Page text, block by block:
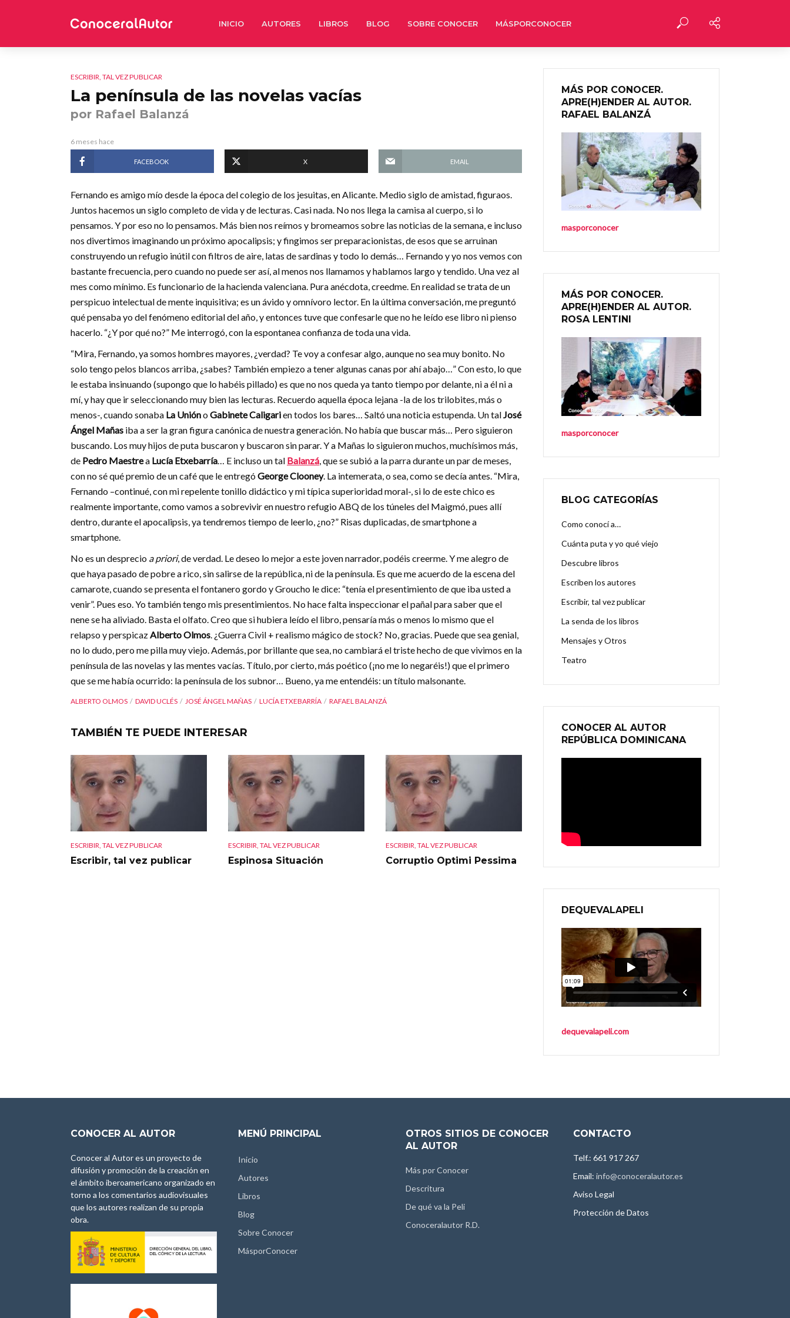
INICIO AUTORES LIBROS BLOG SOBRE CONOCER MÁSPORCONOCER
ESCRIBIR, TAL VEZ PUBLICAR
La península de las novelas vacías
por Rafael Balanzá
6 meses hace
FACEBOOK X EMAIL
Fernando es amigo mío desde la época del colegio de los jesuitas, en Alicante. Medio siglo de amistad, figuraos.
Juntos hacemos un siglo completo de vida y de lecturas. Casi nada. No nos llega la camisa al cuerpo, si lo
pensamos. Y por eso no lo pensamos. Más bien nos reímos y bromeamos sobre las noticias de la semana, e incluso
nos divertimos imaginando un próximo apocalipsis; y fingimos ser preparacionistas, de esos que se arruinan
construyendo un refugio inútil con filtros de aire, latas de sardinas y todo lo demás… Fernando y yo nos vemos con
bastante frecuencia, pero cuando no puede ser así, al menos nos llamamos y hablamos largo y tendido. Una vez al
mes como mínimo. Es funcionario de la hacienda valenciana. Pura anécdota, creedme. En realidad se trata de un
perspicuo intelectual de mente inquisitiva; es un ávido y omnívoro lector. En la última conversación, me preguntó
qué pensaba yo del fenómeno editorial del año, y entonces tuve que confesarle que no he leído ese libro ni pienso
hacerlo. “¿Y por qué no?” Me interrogó, con la espontanea confianza de toda una vida.
“Mira, Fernando, ya somos hombres mayores, ¿verdad? Te voy a confesar algo, aunque no sea muy bonito. No
solo tengo pelos blancos arriba, ¿sabes? También empiezo a tener algunas canas por ahí abajo…” Con esto, lo que
le estaba insinuando (supongo que lo habéis pillado) es que no nos queda ya tanto tiempo por delante, ni a él ni a
mí, y hay que ir seleccionando muy bien las lecturas. Recuerdo aquella época lejana -la de los trilobites, más o
menos-, cuando sonaba La UniónoGabinete Caligarien todos los bares… Saltó una noticia estupenda. Un talJosé
Ángel Mañas iba a ser la gran figura canónica de nuestra generación. No había que buscar más… Pero siguieron
buscando. Los muy hijos de puta buscaron y buscaron sin parar. Y a Mañas lo siguieron muchos, muchísimos más,
de Pedro Maestrea Lucía Etxebarría… E incluso un tal Balanzá, que se subió a la parra durante un par de meses,
con no sé qué premio de un café que le entregóGeorge Clooney. La intemerata, o sea, como se decía antes. “Mira,
Fernando –continué, con mi repelente tonillo didáctico y mi típica superioridad moral-, si lo de este chico es
realmente importante, como vamos a sobrevivir en nuestro refugio ABQ de los túneles del Maigmó, pues allí
dentro, durante el apocalipsis, ya tendremos tiempo de leerlo, ¿no?” Risas duplicadas, de smartphone a
smartphone.
No es un desprecio a priori, de verdad. Le deseo lo mejor a este joven narrador, podéis creerme. Y me alegro de
que haya pasado de pobre a rico, sin salirse de la república, ni de la península. Es que me acuerdo de la escena del
camarote, cuando se presenta el fontanero gordo y Groucho le dice: “tenía el presentimiento de que iba usted a
venir”. Pues eso. Yo también tengo mis presentimientos. No hace falta inspeccionar el pañal para saber que el
nene se ha aliviado. Basta el olfato. Creo que si hubiera leído el libro, pensaría más o menos lo mismo que el
relapso y perspicazAlberto Olmos. ¿Guerra Civil + realismo mágico de stock? No, gracias. Puede que sea genial,
no lo dudo, pero me pilla muy viejo. Además, por brillante que sea, no cambiará el triste hecho de que vivimos en la
península de las novelas y las mentes vacías. Título, por cierto, más poético (¡no me lo negaréis!) que el primero
que se me había ocurrido: la península de los subnor… Bueno, ya me entendéis: un título malsonante.
ALBERTO OLMOS DAVID UCLÉS JOSÉ ÁNGEL MAÑAS LUCÍA ETXEBARRÍA RAFAEL BALANZÁ
TAMBIÉN TE PUEDE INTERESAR
ESCRIBIR, TAL VEZ PUBLICAR
Escribir, tal vez publicar
ESCRIBIR, TAL VEZ PUBLICAR
Espinosa Situación
ESCRIBIR, TAL VEZ PUBLICAR
Corruptio Optimi Pessima
MÁS POR CONOCER.
APRE(H)ENDER AL AUTOR.
RAFAEL BALANZÁ
masporconocer
MÁS POR CONOCER.
APRE(H)ENDER AL AUTOR.
ROSA LENTINI
masporconocer
BLOG CATEGORÍAS
Como conocí a…
Cuánta puta y yo qué viejo
Descubre libros
Escriben los autores
Escribir, tal vez publicar
La senda de los libros
Mensajes y Otros
Teatro
CONOCER AL AUTOR
REPÚBLICA DOMINICANA
DEQUEVALAPELI
dequevalapeli.com
CONOCER AL AUTOR
Conocer al Autor es un proyecto de
difusión y promoción de la creación en
el ámbito iberoamericano organizado en
torno a los comentarios audiovisuales
que los autores realizan de su propia
obra.
MENÚ PRINCIPAL
Inicio
Autores
Libros
Blog
Sobre Conocer
MásporConocer
OTROS SITIOS DE CONOCER
AL AUTOR
Más por Conocer
Descritura
De qué va la Peli
Conoceralautor R.D.
CONTACTO
Telf.: 661 917 267
Email: info@conoceralautor.es
Aviso Legal
Protección de Datos